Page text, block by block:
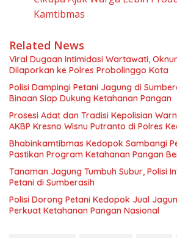
Kamtibmas
Related News
Viral Dugaan Intimidasi Wartawati,
Dilaporkan ke Polres Probolinggo Kota
Polisi Dampingi Petani Jagung di
Binaan Siap Dukung Ketahanan Pangan
Prosesi Adat dan Tradisi Kepolisian
AKBP Kresno Wisnu Putranto di Polres
Bhabinkamtibmas Kedopok Sambangi
Pastikan Program Ketahanan Pangan
Tanaman Jagung Tumbuh Subur, Polisi
Petani di Sumberasih
Polisi Dorong Petani Kedopok Jual
Perkuat Ketahanan Pangan Nasional